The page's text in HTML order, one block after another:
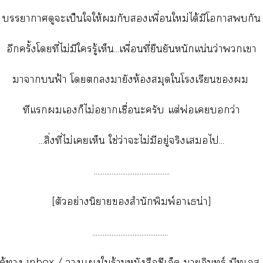
าาดูะเป็นใให้กับเพื่อนใหม่ได้มีโากัน
อีกครั้งโที่ไม่มีใรู้เห็น...เพื่อนที่ยืนยันหนักแน่นว่าเา
าาฟ้า โมายังห้องสมุดใโเรียน
ทีแเก็ไม่าเชื่อะครับ แต่พ่อเว่า
...สิ่งที่ไม่เเห็น ใช่ว่าะไม่มีอยู่จริงเไ...
...........................................
[ตัวอย่างนิยายสำนักพิมพ์าเธน่า]
...........................................